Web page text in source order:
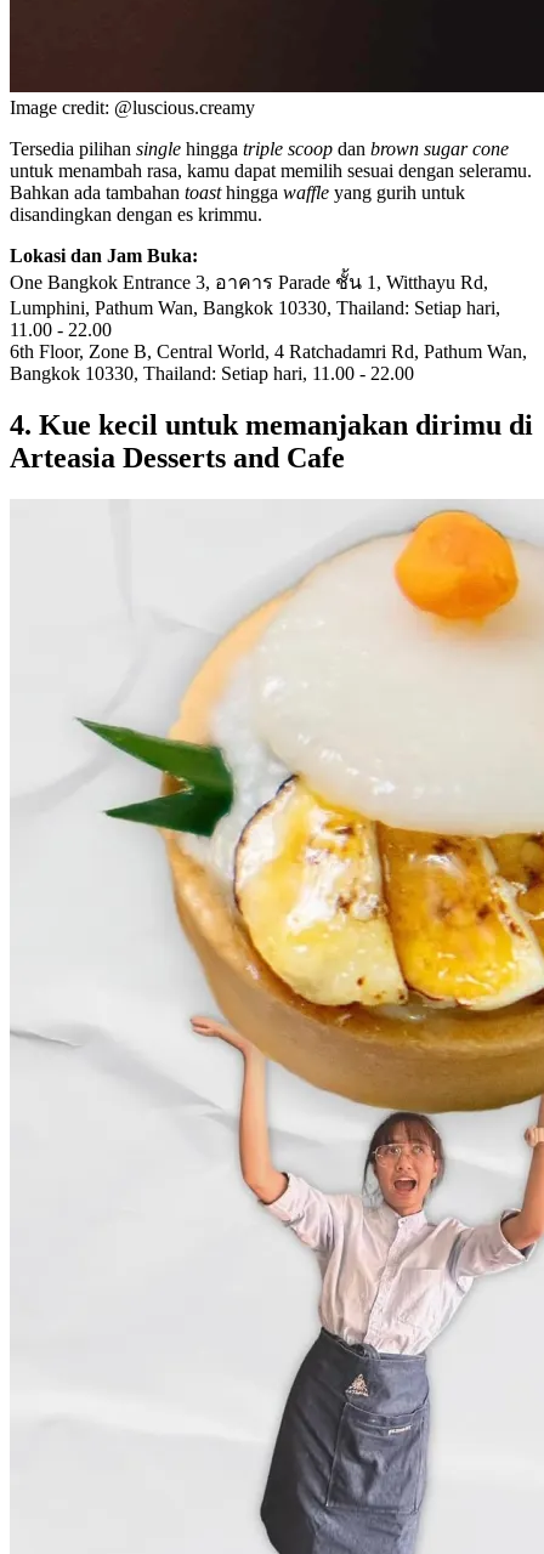
Image credit: @luscious.creamy
Tersedia pilihan single hingga triple scoop dan brown sugar cone
untuk menambah rasa, kamu dapat memilih sesuai dengan seleramu.
Bahkan ada tambahan toasthingga waffle yang gurih untuk
disandingkan dengan es krimmu.
Lokasi dan Jam Buka:
One Bangkok Entrance 3, อาคาร Parade ชั้น 1, Witthayu Rd,
Lumphini, Pathum Wan, Bangkok 10330, Thailand: Setiap hari,
11.00 - 22.00
6th Floor, Zone B, Central World, 4 Ratchadamri Rd, Pathum Wan,
Bangkok 10330, Thailand: Setiap hari, 11.00 - 22.00
4. Kue kecil untuk memanjakan dirimu di
Arteasia Desserts and Cafe